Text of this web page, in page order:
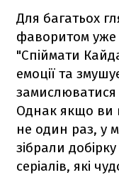
Для багатьох
фаворитом уже
"Спіймати
емоції та
Однак якщо ви
не один раз, у
зібрали
серіалів, які